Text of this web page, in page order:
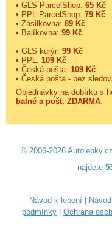
• GLS ParcelShop: 65 Kč
• PPL ParcelShop: 79 Kč
• Zásilkovna: 89 Kč
• Balíkovna: 99 Kč
• GLS kurýr: 99 Kč
• PPL: 109 Kč
• Česká pošta: 109 Kč
• Česká pošta - bez
Objednávky na dobírku s
balné a pošt. ZDARMA.
© 2006-2026
najdete
Návod k lepení
podmínky
Ochrana